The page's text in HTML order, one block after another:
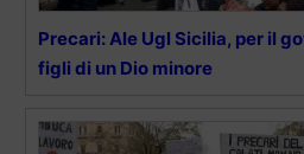
Precari: Ale Ugl Sicilia, per il
figli di un Dio minore